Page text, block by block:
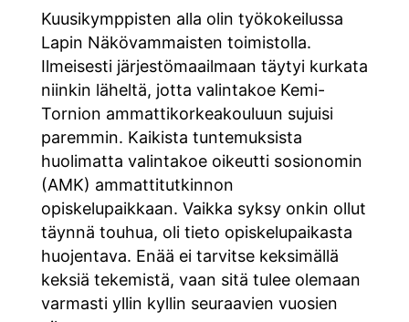
Kuusikymppisten alla olin työkokeilussa
Lapin Näkövammaisten toimistolla.
Ilmeisesti järjestömaailmaan täytyi kurkata
niinkin läheltä, jotta valintakoe Kemi-
Tornion ammattikorkeakouluun sujuisi
paremmin. Kaikista tuntemuksista
huolimatta valintakoe oikeutti sosionomin
(AMK) ammattitutkinnon
opiskelupaikkaan. Vaikka syksy onkin ollut
täynnä touhua, oli tieto opiskelupaikasta
huojentava. Enää ei tarvitse keksimällä
keksiä tekemistä, vaan sitä tulee olemaan
varmasti yllin kyllin seuraavien vuosien